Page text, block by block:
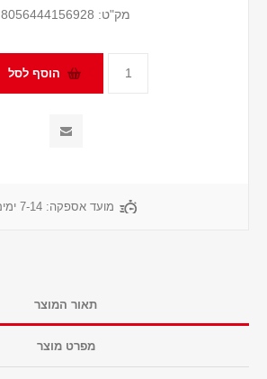
מק"ט: 8056444156928
מועד אספקה: 7-14 ימים
תאור המוצר
מפרט מוצר